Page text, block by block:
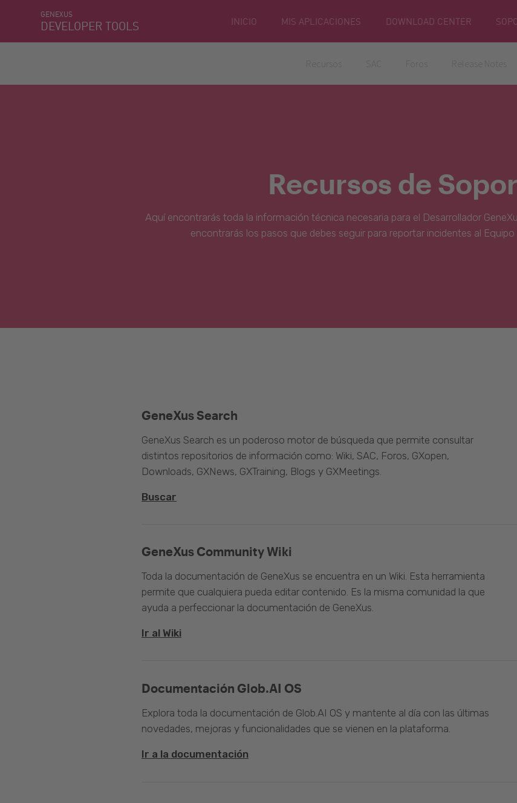
GENEXUS
DEVELOPER TOOLS INICIO MIS APLICACIONES DOWNLOAD CENTER
Recursos de
Aquí encontrarás toda la información técnica necesaria para el Desarrollador
encontrarás los pasos que debes seguir para reportar incidentes al Equipo
GeneXus Community Wiki
Toda la documentación de GeneXus se encuentra en un Wiki. Esta herramienta
permite que cualquiera pueda editar contenido. Es la misma comunidad la que
ayuda a perfeccionar la documentación de GeneXus.
Ir al Wiki
GeneXus Search
GeneXus Search es un poderoso motor de búsqueda que permite consultar
distintos repositorios de información como: Wiki, SAC, Foros, GXopen,
Downloads, GXNews, GXTraining, Blogs y GXMeetings.
Buscar
Documentación Glob.AI OS
Explora toda la documentación de Glob.AI OS y mantente al día con las últimas
novedades, mejoras y funcionalidades que se vienen en la plataforma.
Ir a la documentación